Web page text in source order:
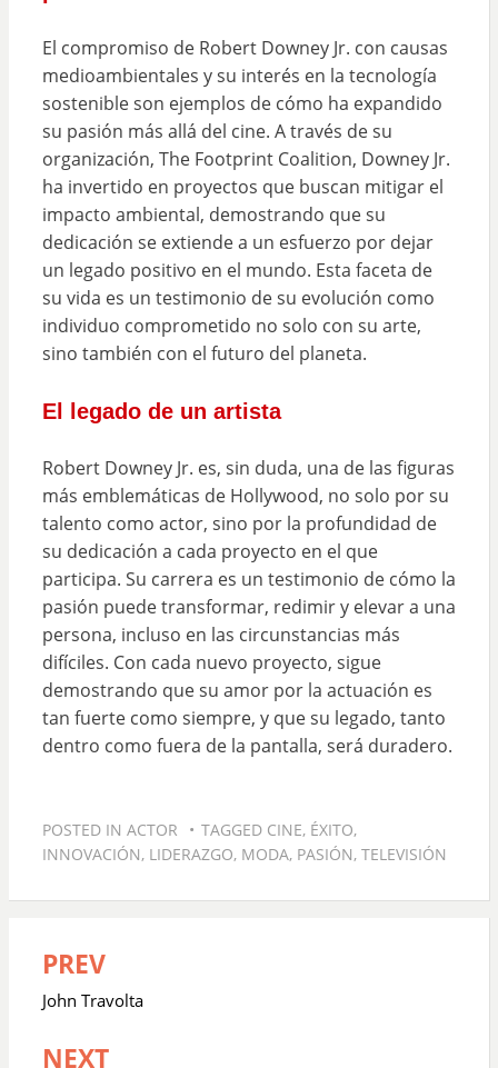
El compromiso de Robert Downey Jr. con causas
medioambientales y su interés en la tecnología
sostenible son ejemplos de cómo ha expandido
su pasión más allá del cine. A través de su
organización, The Footprint Coalition, Downey Jr.
ha invertido en proyectos que buscan mitigar el
impacto ambiental, demostrando que su
dedicación se extiende a un esfuerzo por dejar
un legado positivo en el mundo. Esta faceta de
su vida es un testimonio de su evolución como
individuo comprometido no solo con su arte,
sino también con el futuro del planeta.
El legado de un artista
Robert Downey Jr. es, sin duda, una de las figuras
más emblemáticas de Hollywood, no solo por su
talento como actor, sino por la profundidad de
su dedicación a cada proyecto en el que
participa. Su carrera es un testimonio de cómo la
pasión puede transformar, redimir y elevar a una
persona, incluso en las circunstancias más
difíciles. Con cada nuevo proyecto, sigue
demostrando que su amor por la actuación es
tan fuerte como siempre, y que su legado, tanto
dentro como fuera de la pantalla, será duradero.
POSTED IN ACTOR TAGGED CINE, ÉXITO,
INNOVACIÓN, LIDERAZGO, MODA, PASIÓN, TELEVISIÓN
Navegación
de
PREV
John Travolta
NEXT